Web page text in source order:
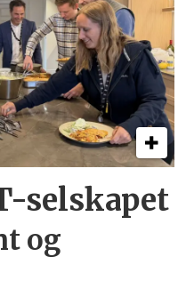
selskapet
og